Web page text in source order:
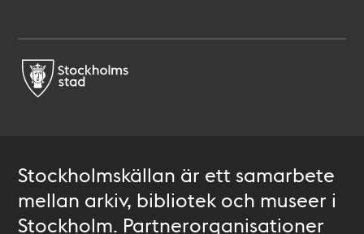
Stockholmskällan är ett samarbete
mellan arkiv, bibliotek och museer i
Stockholm. Partnerorganisationer